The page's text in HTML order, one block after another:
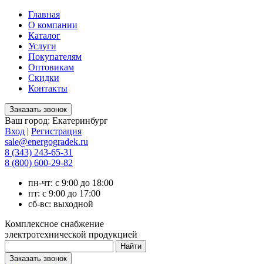
Главная
О компании
Каталог
Услуги
Покупателям
Оптовикам
Скидки
Контакты
Ваш город: Екатеринбург
Вход | Регистрация
sale@energogradek.ru
8 (343) 243-65-31
8 (800) 600-29-82
пн-чт: с 9:00 до 18:00
пт: с 9:00 до 17:00
сб-вс: выходной
Комплексное снабжение
электротехнической продукцией